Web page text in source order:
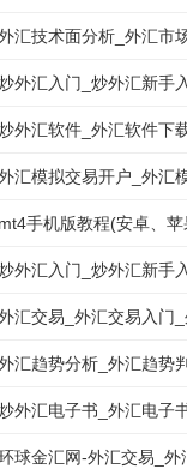
汇技术面分析_外汇市
外汇入门_炒外汇新手
外汇软件_外汇软件下
汇模拟交易开户_外汇
mt4手机版教程(安卓、
外汇入门_炒外汇新手
汇交易_外汇交易入门
汇趋势分析_外汇趋势
外汇电子书_外汇电子
球金汇网-外汇交易_